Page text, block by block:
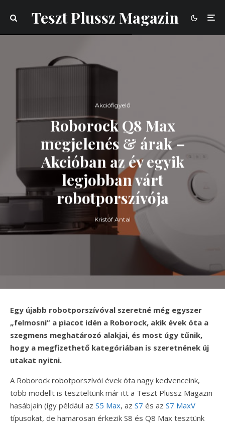
Teszt Plussz Magazin
Akciófigyelő
Roborock Q8 Max
megjelenés & árak –
Akcióban az év egyik
legjobban várt
robotporszívója
Kristóf Antal
Egy újabb robotporszívóval szeretné még egyszer
„felmosni” a piacot idén a Roborock, akik évek óta a
szegmens meghatározó alakjai, és most úgy tűnik,
hogy a megfizethető kategóriában is szeretnének új
utakat nyitni.
A Roborock robotporszívói évek óta nagy kedvenceink,
több modellt is teszteltünk már itt a Teszt Plussz Magazin
hasábjain (így például az S5 Max, az S7 és az S7 MaxV
típusokat, de hamarosan érkezik S8 és Q8 Max tesztünk